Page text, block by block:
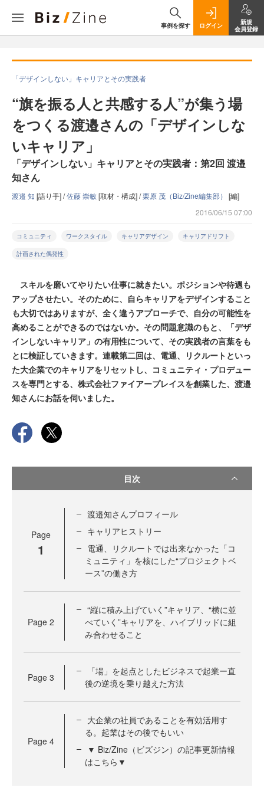
事例を探す ログイン
新規
会員登録
「デザインしない」キャリアとその実践者
“旗を振る人と共感する人”が集う場
をつくる渡邉さんの「デザインしな
いキャリア」
「デザインしない」キャリアとその実践者：第2回 渡邉
知さん
渡邉 知 [語り手] /佐藤 崇敏[取材・構成] /栗原 茂（Biz/Zine編集部） [編]
2016/06/15 07:00
コミュニティ ワークスタイル キャリアデザイン キャリアドリフト
計画された偶発性
スキルを磨いてやりたい仕事に就きたい。ポジションや待遇も
アップさせたい。そのために、自らキャリアをデザインすること
も大切ではありますが、全く違うアプローチで、自分の可能性を
高めることができるのではないか。その問題意識のもと、「デザ
インしないキャリア」の有用性について、その実践者の言葉をも
とに検証していきます。連載第二回は、電通、リクルートといっ
た大企業でのキャリアをリセットし、コミュニティ・プロデュー
スを専門とする、株式会社ファイアープレイスを創業した、渡邉
知さんにお話を伺いました。
目次
Page
1
渡邉知さんプロフィール
キャリアヒストリー
電通、リクルートでは出来なかった「コ
ミュニティ」を核にした“プロジェクトベ
ース”の働き方
Page 2
“縦に積み上げていく”キャリア、“横に並
べていく”キャリアを、ハイブリッドに組
み合わせること
Page 3
「場」を起点としたビジネスで起業ー直
後の逆境を乗り越えた方法
Page 4
大企業の社員であることを有効活用す
る。起業はその後でもいい
▼ Biz/Zine（ビズジン）の記事更新情報
はこちら▼